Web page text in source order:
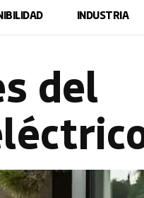
INDUSTRIA
del